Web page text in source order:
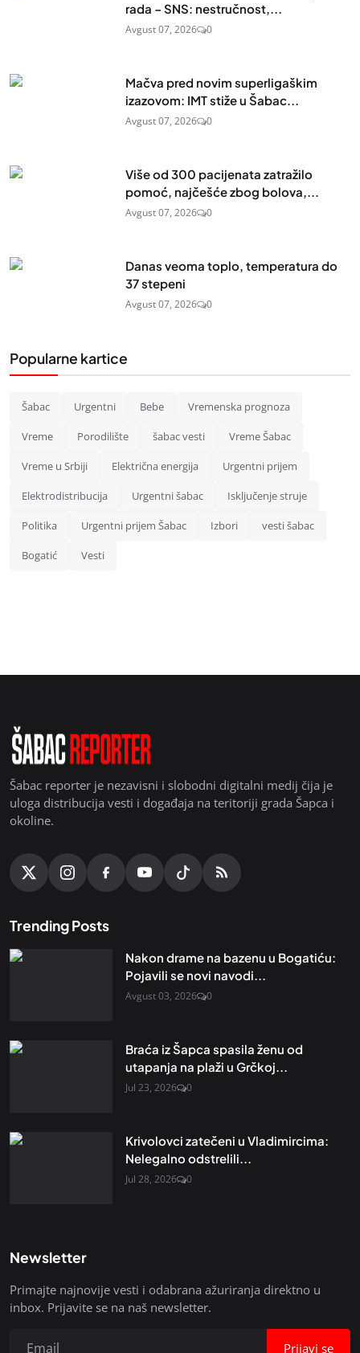
rada – SNS: nestručnost,...
Avgust 07, 2026 0
Mačva pred novim superligaškim
izazovom: IMT stiže u Šabac...
Avgust 07, 2026 0
Više od 300 pacijenata zatražilo
pomoć, najčešće zbog bolova,...
Avgust 07, 2026 0
Danas veoma toplo, temperatura do
37 stepeni
Avgust 07, 2026 0
Popularne kartice
Šabac Urgentni Bebe Vremenska prognoza
Vreme Porodilište šabac vesti Vreme Šabac
Vreme u Srbiji Električna energija Urgentni prijem
Elektrodistribucija Urgentni šabac Isključenje struje
Politika Urgentni prijem Šabac Izbori vesti šabac
Bogatić Vesti
Šabac reporter je nezavisni i slobodni digitalni medij čija je
uloga distribucija vesti i događaja na teritoriji grada Šapca i
okoline.
Trending Posts
Nakon drame na bazenu u Bogatiću:
Pojavili se novi navodi...
Avgust 03, 2026 0
Braća iz Šapca spasila ženu od
utapanja na plaži u Grčkoj...
Jul 23, 2026 0
Krivolovci zatečeni u Vladimircima:
Nelegalno odstrelili...
Jul 28, 2026 0
Newsletter
Primajte najnovije vesti i odabrana ažuriranja direktno u
inbox. Prijavite se na naš newsletter.
Prijavi se